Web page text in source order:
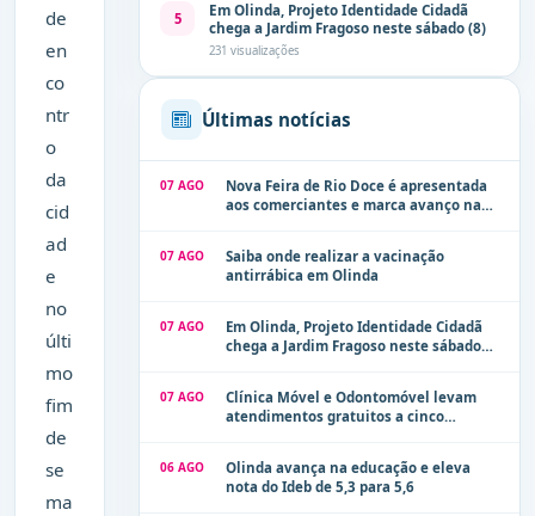
de
en
co
ntr
o
da
cid
ad
e
no
últi
mo
fim
de
se
ma
5
Em Olinda, Projeto Identidade Cidadã
chega a Jardim Fragoso neste sábado (8)
231 visualizações
Últimas notícias
07 AGO
Nova Feira de Rio Doce é apresentada
aos comerciantes e marca avanço na
07 AGO
Saiba onde realizar a vacinação
antirrábica em Olinda
07 AGO
Em Olinda, Projeto Identidade Cidadã
chega a Jardim Fragoso neste sábado
07 AGO
Clínica Móvel e Odontomóvel levam
atendimentos gratuitos a cinco
06 AGO
Olinda avança na educação e eleva
nota do Ideb de 5,3 para 5,6